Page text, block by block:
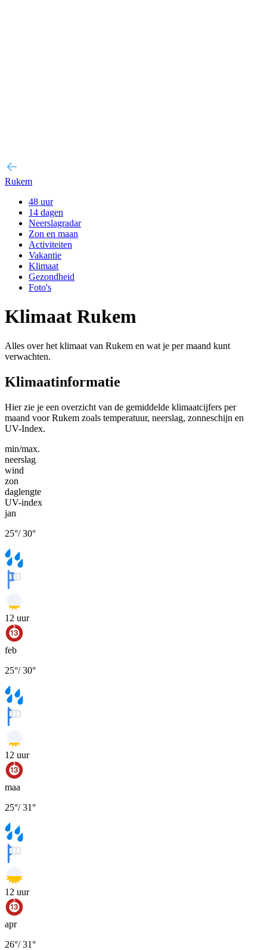
Rukem
48 uur
14 dagen
Neerslagradar
Zon en maan
Activiteiten
Vakantie
Klimaat
Gezondheid
Foto's
Klimaat Rukem
Alles over het klimaat van Rukem en wat je per maand kunt
verwachten.
Klimaatinformatie
Hier zie je een overzicht van de gemiddelde klimaatcijfers per
maand voor Rukem zoals temperatuur, neerslag, zonneschijn en
UV-Index.
min/max.
neerslag
wind
zon
daglengte
UV-index
jan
25°/30°
12 uur
feb
25°/30°
12 uur
maa
25°/31°
12 uur
apr
26°/31°